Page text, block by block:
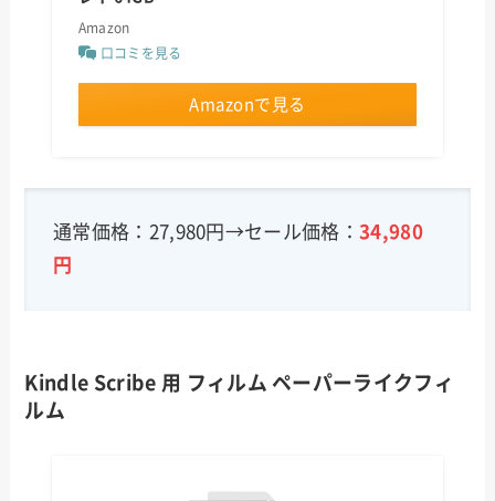
Amazon
口コミを見る
Amazonで見る
通常価格：27,980円→セール価格： 34,980
円
Kindle Scribe 用 フィルム ペーパーライクフィ
ルム